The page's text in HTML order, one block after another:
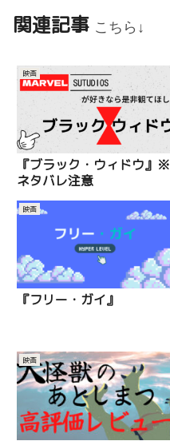
関連記事 こちら↓
映画
『ブラック・ウィドウ』※
ネタバレ注意
映画
『フリー・ガイ』
映画